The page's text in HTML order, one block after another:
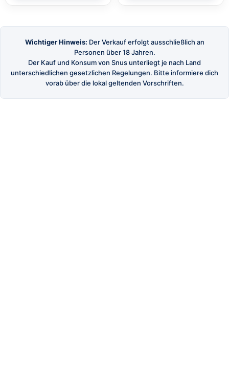
Wichtiger Hinweis: Der Verkauf erfolgt ausschließlich an
Personen über 18 Jahren.
Der Kauf und Konsum von Snus unterliegt je nach Land
unterschiedlichen gesetzlichen Regelungen. Bitte informiere dich
vorab über die lokal geltenden Vorschriften.